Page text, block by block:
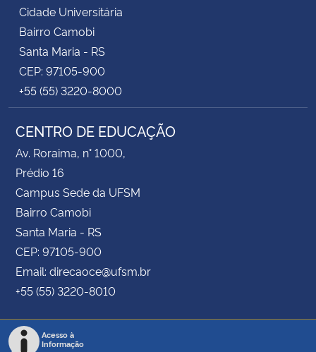
Cidade Universitária
Bairro Camobi
Santa Maria - RS
CEP: 97105-900
+55 (55) 3220-8000
CENTRO DE EDUCAÇÃO
Av. Roraima, n° 1000,
Prédio 16
Campus Sede da UFSM
Bairro Camobi
Santa Maria - RS
CEP: 97105-900
Email: direcaoce@ufsm.br
+55 (55) 3220-8010
Acesso à
Informação